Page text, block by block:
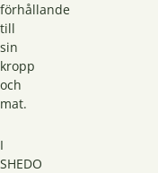
förhållande
till
sin
kropp
och
mat.
I
SHEDO